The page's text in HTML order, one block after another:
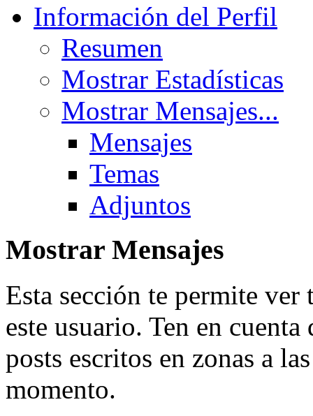
Información del Perfil
Resumen
Mostrar Estadísticas
Mostrar Mensajes...
Mensajes
Temas
Adjuntos
Mostrar Mensajes
Esta sección te permite
este usuario. Ten en
posts escritos en zonas a
momento.